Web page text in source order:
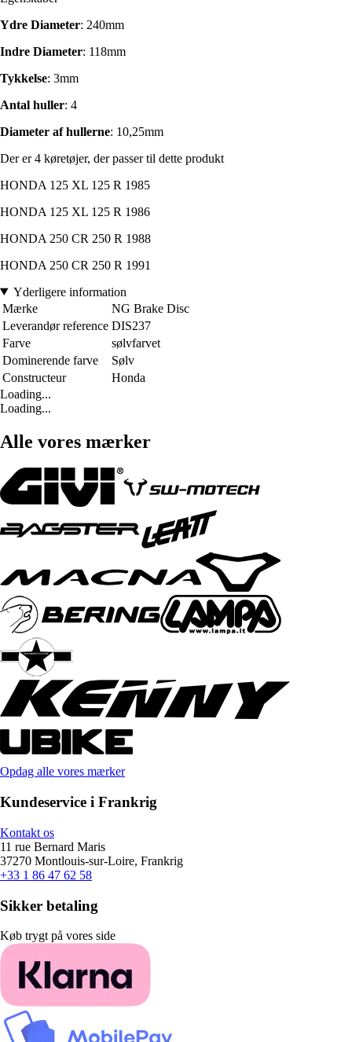
Ydre Diameter: 240mm
Indre Diameter: 118mm
Tykkelse: 3mm
Antal huller: 4
Diameter af hullerne: 10,25mm
Der er 4 køretøjer, der passer til dette produkt
HONDA 125 XL 125 R 1985
HONDA 125 XL 125 R 1986
HONDA 250 CR 250 R 1988
HONDA 250 CR 250 R 1991
Yderligere information
Mærke
NG Brake Disc
Leverandør reference DIS237
Farve
sølvfarvet
Dominerende farve
Sølv
Constructeur
Honda
Loading...
Loading...
Alle vores mærker
Opdag alle vores mærker
Kundeservice i Frankrig
Kontakt os
11 rue Bernard Maris
37270 Montlouis-sur-Loire, Frankrig
+33 1 86 47 62 58
Sikker betaling
Køb trygt på vores side